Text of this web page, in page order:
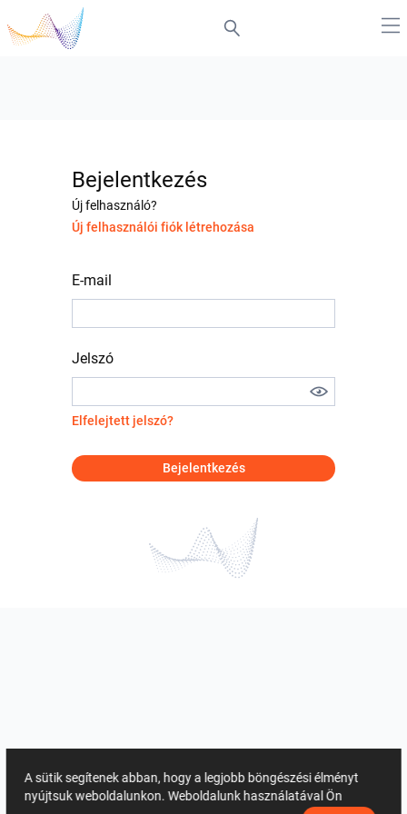
Bejelentkezés
Új felhasználó?
Új felhasználói fiók létrehozása
E-mail
Jelszó
Elfelejtett jelszó?
Bejelentkezés
A sütik segítenek abban, hogy a legjobb böngészési élményt
nyújtsuk weboldalunkon. Weboldalunk használatával Ön